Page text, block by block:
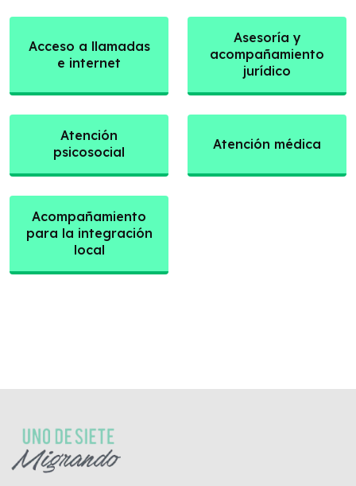
Acceso a llamadas
e internet
Asesoría y
acompañamiento
jurídico
Atención
psicosocial
Atención médica
Acompañamiento
para la integración
local